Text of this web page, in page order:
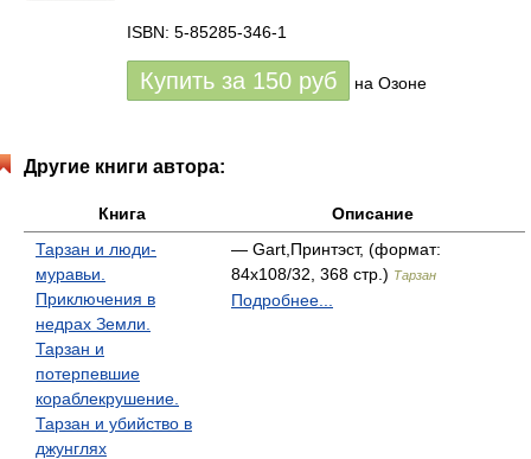
ISBN: 5-85285-346-1
Купить за 150 руб на Озоне
Другие книги автора:
Книга
Описание
Тарзан и люди-
муравьи.
Приключения в
недрах Земли.
Тарзан и
потерпевшие
кораблекрушение.
Тарзан и убийство в
джунглях
— Gart,Принтэст, (формат:
84x108/32, 368 стр.) Тарзан
Подробнее...